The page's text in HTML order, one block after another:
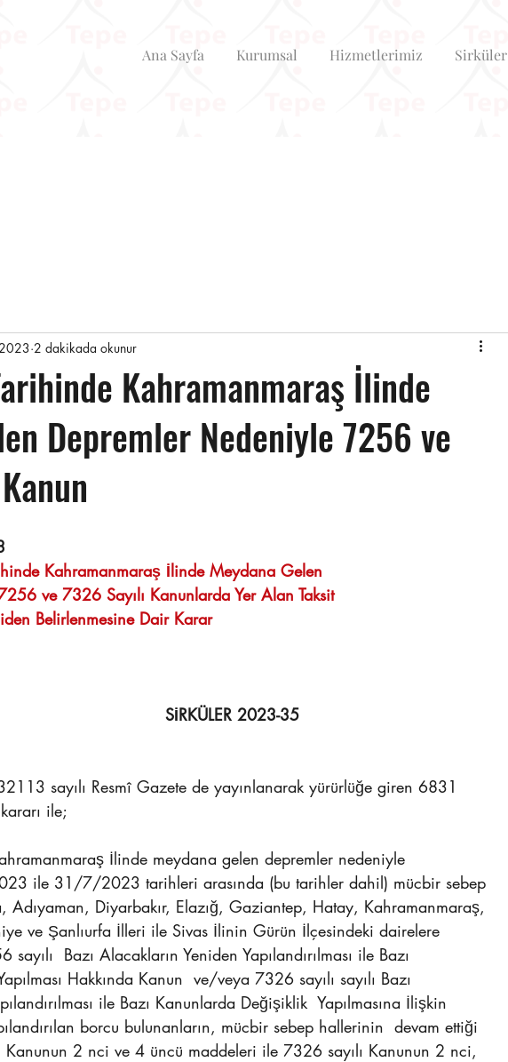
Ana Sayfa Kurumsal Hizmetlerimiz Sirküler
Kahramanmaraş İlinde
Depremler Nedeniyle 7256 ve
2 dakikada okunur
Kahramanmaraş İlinde Meydana Gelen
ve 7326 Sayılı Kanunlarda Yer Alan Taksit
Belirlenmesine Dair Karar
SİRKÜLER 2023-35
ile;
İlinde meydana gelen depremler nedeniyle
ile 31/7/2023 tarihleri arasında (bu tarihler dahil) mücbir sebep
Diyarbakır, Elazığ, Gaziantep, Hatay, Kahramanmaraş,
ve Şanlıurfa İlleri ile Sivas İlinin Gürün İlçesindeki dairelere
Bazı Alacakların Yeniden Yapılandırılması ile Bazı
Hakkında Kanun  ve/veya 7326 sayılı sayılı Bazı
ile Bazı Kanunlarda Değişiklik  Yapılmasına İlişkin
borcu bulunanların, mücbir sebep hallerinin  devam ettiği
Kanunun 2 nci ve 4 üncü maddeleri ile 7326 sayılı Kanunun 2 nci,